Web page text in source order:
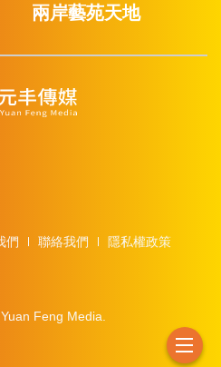
兩岸藝苑天地
們 聯絡我們
隱私權政策
Feng Media.